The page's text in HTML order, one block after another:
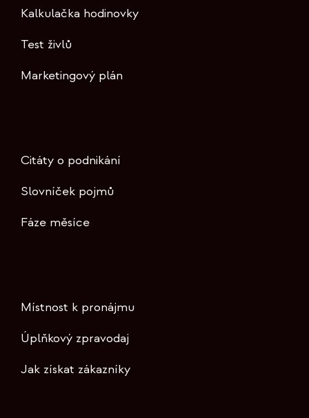
Kalkulačka hodinovky
Test živlů
Marketingový plán
Citáty o podnikání
Slovníček pojmů
Fáze měsíce
Místnost k pronájmu
Úplňkový zpravodaj
Jak získat zákazníky